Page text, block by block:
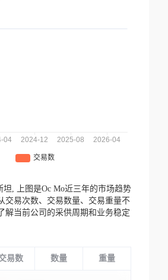
坦,
上图是Oc Mo近三年的市场趋势
交易次数、交易数量、交易重量不
解当前公司的采供周期和业务稳定
易数 数量 重量